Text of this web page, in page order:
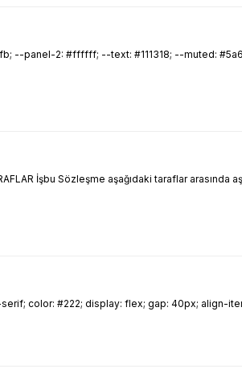
--panel-2: #ffffff; --text: #111318; --muted:
İşbu Sözleşme aşağıdaki taraflar arasında
color: #222; display: flex; gap: 40px; align-